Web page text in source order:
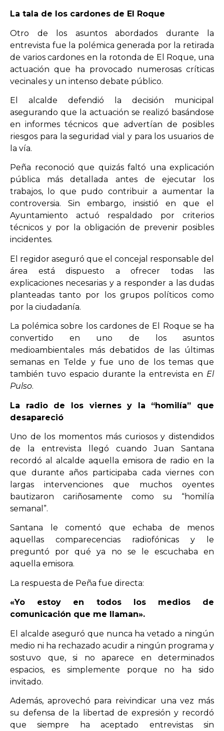
La tala de los cardones de El Roque
Otro de los asuntos abordados durante la
entrevista fue la polémica generada por la retirada
de varios cardones en la rotonda de El Roque, una
actuación que ha provocado numerosas críticas
vecinales y un intenso debate público.
El alcalde defendió la decisión municipal
asegurando que la actuación se realizó basándose
en informes técnicos que advertían de posibles
riesgos para la seguridad vial y para los usuarios de
la vía.
Peña reconoció que quizás faltó una explicación
pública más detallada antes de ejecutar los
trabajos, lo que pudo contribuir a aumentar la
controversia. Sin embargo, insistió en que el
Ayuntamiento actuó respaldado por criterios
técnicos y por la obligación de prevenir posibles
incidentes.
El regidor aseguró que el concejal responsable del
área está dispuesto a ofrecer todas las
explicaciones necesarias y a responder a las dudas
planteadas tanto por los grupos políticos como
por la ciudadanía.
La polémica sobre los cardones de El Roque se ha
convertido en uno de los asuntos
medioambientales más debatidos de las últimas
semanas en Telde y fue uno de los temas que
también tuvo espacio durante la entrevista en El
Pulso.
La radio de los viernes y la “homilía” que
desapareció
Uno de los momentos más curiosos y distendidos
de la entrevista llegó cuando Juan Santana
recordó al alcalde aquella emisora de radio en la
que durante años participaba cada viernes con
largas intervenciones que muchos oyentes
bautizaron cariñosamente como su “homilía
semanal”.
Santana le comentó que echaba de menos
aquellas comparecencias radiofónicas y le
preguntó por qué ya no se le escuchaba en
aquella emisora.
La respuesta de Peña fue directa:
«Yo estoy en todos los medios de
comunicación que me llaman».
El alcalde aseguró que nunca ha vetado a ningún
medio ni ha rechazado acudir a ningún programa y
sostuvo que, si no aparece en determinados
espacios, es simplemente porque no ha sido
invitado.
Además, aprovechó para reivindicar una vez más
su defensa de la libertad de expresión y recordó
que siempre ha aceptado entrevistas sin